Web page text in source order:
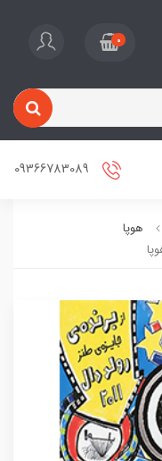
0
هوپا